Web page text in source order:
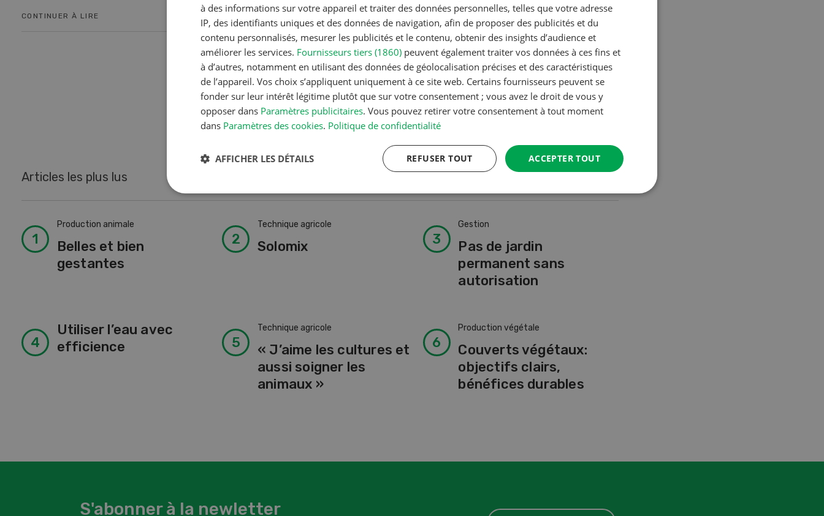
CONTINUER À LIRE CONTINUER À LIRE
1 2 3 4 5 ... 24
Articles les plus lus
Production animale
Belles et bien
gestantes
Technique agricole
Solomix
Gestion
Pas de jardin
permanent sans
autorisation
Utiliser l’eau avec
efficience
Technique agricole
« J’aime les cultures et
aussi soigner les
animaux »
Production végétale
Couverts végétaux:
objectifs clairs,
bénéfices durables
S'abonner à la newletter
FRENCH
à des informations sur votre appareil et traiter des données personnelles, telles que votre adresse
IP, des identifiants uniques et des données de navigation, afin de proposer des publicités et du
contenu personnalisés, mesurer les publicités et le contenu, obtenir des insights d’audience et
améliorer les services. Fournisseurs tiers (1860) peuvent également traiter vos données à ces fins et
à d’autres, notamment en utilisant des données de géolocalisation précises et des caractéristiques
de l’appareil. Vos choix s’appliquent uniquement à ce site web. Certains fournisseurs peuvent se
fonder sur leur intérêt légitime plutôt que sur votre consentement ; vous avez le droit de vous y
opposer dans Paramètres publicitaires. Vous pouvez retirer votre consentement à tout moment
dans Paramètres des cookies. Politique de confidentialité
ACCEPTER TOUT
REFUSER TOUT
AFFICHER LES DÉTAILS